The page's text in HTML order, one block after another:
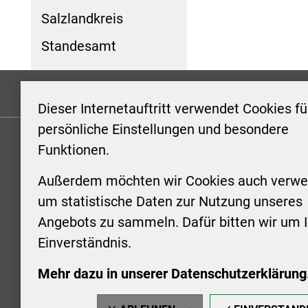
Dieser Internetauftritt verwendet Cookies
persönliche Einstellungen und besondere
Funktionen.
Außerdem möchten wir Cookies auch
um statistische Daten zur Nutzung unseres
Angebots zu sammeln. Dafür bitten wir um
Einverständnis.
Mehr dazu in unserer
Salzlandkreis
Standesamt
KONTAKT
Stadt Aschersleben
Markt 1
06449 Aschersleben
+49 3473 958-0
stadt@aschersleben.de
https://www.aschersleben.de/
Montag:
Uhr
Uhr
vorheriger